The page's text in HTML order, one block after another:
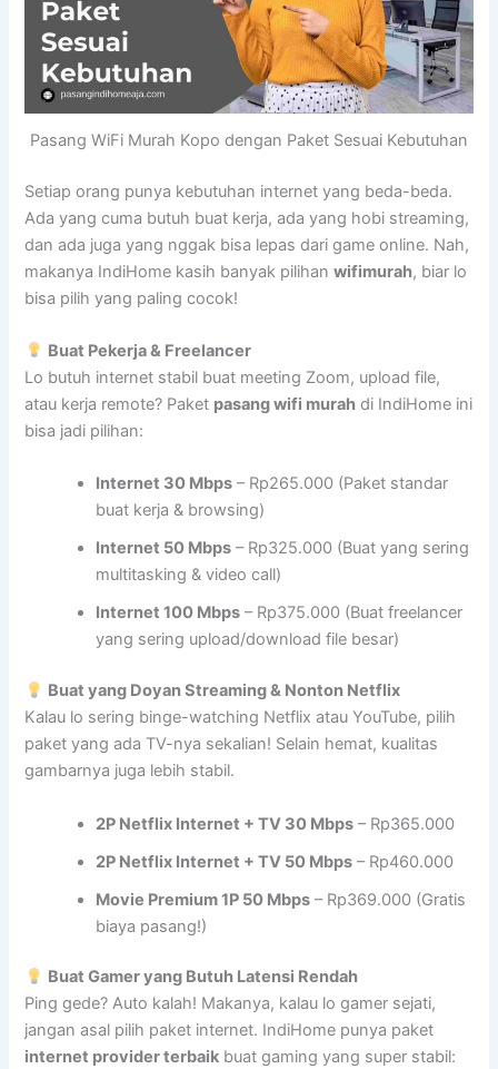
Pasang WiFi Murah Kopo dengan Paket Sesuai Kebutuhan
Setiap orang punya kebutuhan internet yang beda-beda.
Ada yang cuma butuh buat kerja, ada yang hobi streaming,
dan ada juga yang nggak bisa lepas dari game online. Nah,
makanya IndiHome kasih banyak pilihanwifimurah, biar lo
bisa pilih yang paling cocok!
Buat Pekerja & Freelancer
Lo butuh internet stabil buat meeting Zoom, upload file,
atau kerja remote? Paket pasang wifi murah di IndiHome ini
bisa jadi pilihan:
Internet 30 Mbps – Rp265.000 (Paket standar
buat kerja & browsing)
Internet 50 Mbps – Rp325.000 (Buat yang sering
multitasking & video call)
Internet 100 Mbps – Rp375.000 (Buat freelancer
yang sering upload/download file besar)
Buat yang Doyan Streaming & Nonton Netflix
Kalau lo sering binge-watching Netflix atau YouTube, pilih
paket yang ada TV-nya sekalian! Selain hemat, kualitas
gambarnya juga lebih stabil.
2P Netflix Internet + TV 30 Mbps – Rp365.000
2P Netflix Internet + TV 50 Mbps – Rp460.000
Movie Premium 1P 50 Mbps – Rp369.000 (Gratis
biaya pasang!)
Buat Gamer yang Butuh Latensi Rendah
Ping gede? Auto kalah! Makanya, kalau lo gamer sejati,
jangan asal pilih paket internet. IndiHome punya paket
internet provider terbaik buat gaming yang super stabil: